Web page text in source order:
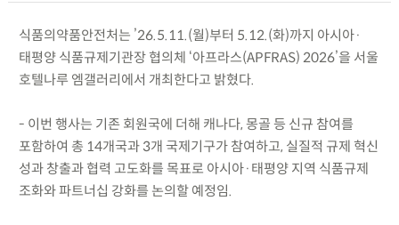
식품의약품안전처는 ’26.5.11.(월)부터 5.12.(화)까지 아시아·
태평양 식품규제기관장 협의체 ‘아프라스(APFRAS) 2026’을 서울
호텔나루 엠갤러리에서 개최한다고 밝혔다.
- 이번 행사는 기존 회원국에 더해 캐나다, 몽골 등 신규 참여를
포함하여 총 14개국과 3개 국제기구가 참여하고, 실질적 규제 혁신
성과 창출과 협력 고도화를 목표로 아시아·태평양 지역 식품규제
조화와 파트너십 강화를 논의할 예정임.